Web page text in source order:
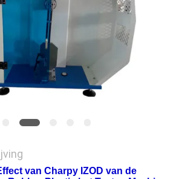
van Charpy IZOD van de